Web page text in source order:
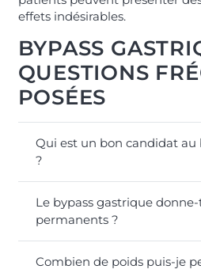
effets indésirables.
BYPASS
QUESTIONS
POSÉES
Qui est un bon candidat au
?
Le bypass gastrique
permanents ?
Combien de poids puis-je